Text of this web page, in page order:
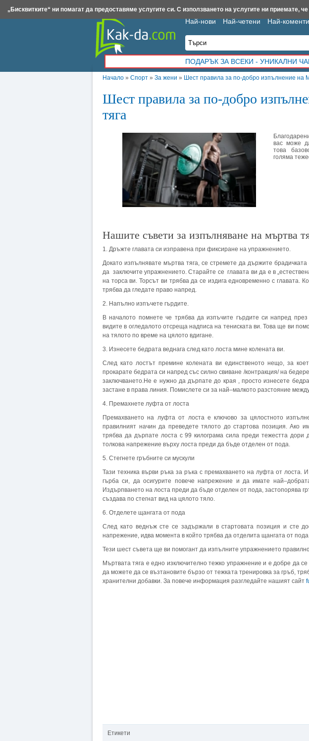
Начало » Спорт » За жени » Шест правила за по-добро изпълнение на
Шест правила за по-добро
тяга
вас може
това
голяма
Нашите съвети за изпълняване на мъртва
1. Дръжте главата си изправена при фиксиране на упражнението.
Докато изпълнявате мъртва тяга, се стремете да държите
да заключите упражнението. Старайте се главата ви да е в
на торса ви. Торсът ви трябва да се издига едновременно с главата.
трябва да гледате право напред.
2. Напълно изпъчете гърдите.
В началото помнете че трябва да изпъчите гърдите си напред
видите в огледалото отсреща надписа на тениската ви. Това ще ви
на тялото по време на цялото вдигане.
3. Изнесете бедрата веднага след като лоста мине колената ви.
След като лостът премине колената ви единственото нещо, за
прокарате бедрата си напред със силно свиване /контракция/ на
заключването.Не е нужно да дърпате до края , просто изнесете
застане в права линия. Помислете си за най–малкото разстояние
4. Премахнете луфта от лоста
Премахването на луфта от лоста е ключово за цялостното
правилният начин да преведете тялото до стартова позиция. Ако
трябва да дърпате лоста с 99 килограма сила преди тежестта
толкова напрежение върху лоста преди да бъде отделен от пода.
5. Стегнете гръбните си мускули
Тази техника върви ръка за ръка с премахването на луфта от лоста.
гърба си, да осигурите повече напрежение и да имате
Издърпването на лоста преди да бъде отделен от пода, застопорява
създава по стегнат вид на цялото тяло.
6. Отделете щангата от пода
След като веднъж сте се задържали в стартовата позиция и сте
напрежение, идва момента в който трябва да отделита щангата от
Тези шест съвета ще ви помогант да изпълните упражнението
Мъртвата тяга е едно изключително тежко упражнение и е добре да
да можете да се възтановите бързо от тежката тренировка за гръб,
хранителни добавки. За повече информация разгледайте нашият сайт
Етикети
Най-нови Най-четени Най-
ПОДАРЪК ЗА ВСЕКИ - УНИКАЛНИ
Insert.bg Framar.bg Kak-da.com Iztochnik.com BauBau.bg NewAge.bg
„Бисквитките“ ни помагат да предоставяме услугите си. С използването на услугите ни приемате,